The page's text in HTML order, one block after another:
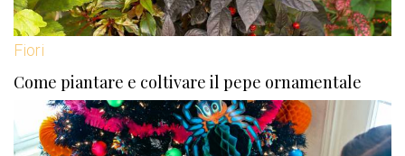
Fiori
Come piantare e coltivare il pepe ornamentale